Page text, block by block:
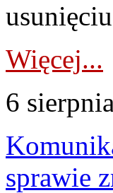
Więcej...
6
sprawie